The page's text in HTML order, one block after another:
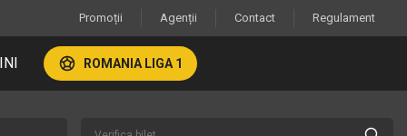
Promoții Agenții Contact Regulament
ROMANIA LIGA 1